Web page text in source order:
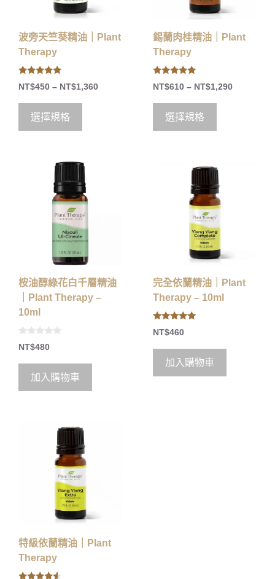
波旁天竺葵精油｜Plant
Therapy
5.00
out of 5
NT$450 – NT$1,360
選擇規格
錫蘭肉桂精油｜Plant
Therapy
5.00
out of 5
NT$610 – NT$1,290
選擇規格
桉油醇綠花白千層精油
｜Plant Therapy –
10ml
0
o
t
5
NT$480
加入購物車
完全依蘭精油｜Plant
Therapy – 10ml
5.00
out of 5
NT$460
加入購物車
特級依蘭精油｜Plant
Therapy